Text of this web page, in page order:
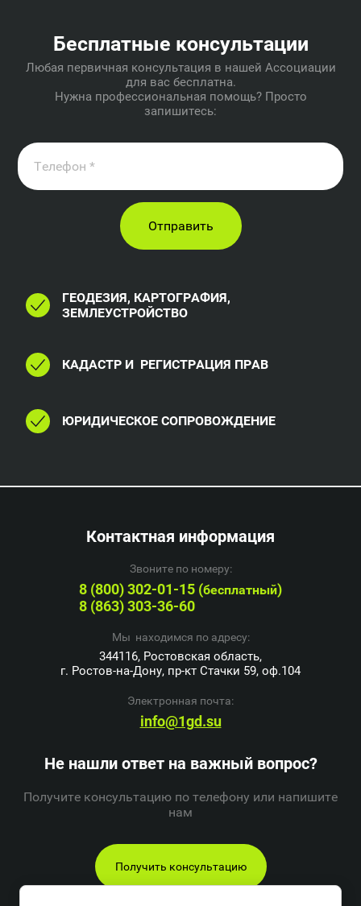
Бесплатные консультации
Любая первичная консультация в нашей Ассоциации
для вас бесплатна.
Нужна профессиональная помощь? Просто
запишитесь:
Отправить
ГЕОДЕЗИЯ, КАРТОГРАФИЯ,
ЗЕМЛЕУСТРОЙСТВО
КАДАСТР И РЕГИСТРАЦИЯ ПРАВ
ЮРИДИЧЕСКОЕ СОПРОВОЖДЕНИЕ
Контактная информация
Звоните по номеру:
8 (800) 302-01-15 (бесплатный)
8 (863) 303-36-60
Мы находимся по адресу:
344116, Ростовская область,
г. Ростов-на-Дону, пр-кт Стачки 59, оф.104
Электронная почта:
info@1gd.su
Не нашли ответ на важный вопрос?
Получите консультацию по телефону или напишите
нам
Получить консультацию